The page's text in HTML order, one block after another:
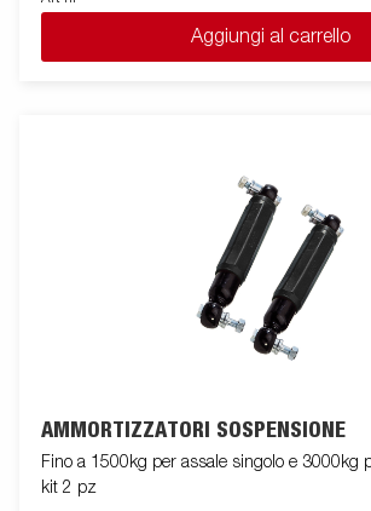
Aggiungi al carrello
AMMORTIZZATORI SOSPENSIONE
Fino a 1500kg per assale singolo e 3000kg
kit 2 pz